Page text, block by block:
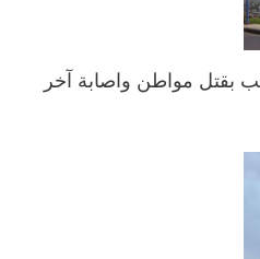
بقتل مواطن واصابة آخر